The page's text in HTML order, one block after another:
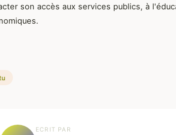
son accès aux services publics, à
ECRIT PAR